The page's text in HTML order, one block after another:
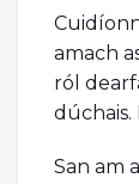
amach
ról
dúchais.
San am